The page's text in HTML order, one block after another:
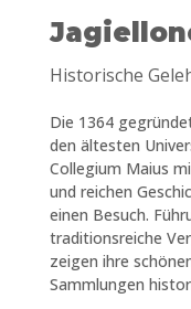
Historische
Die 1364
den ältesten
Collegium Maius
und reichen
einen Besuch.
traditionsreiche
zeigen ihre
Sammlungen